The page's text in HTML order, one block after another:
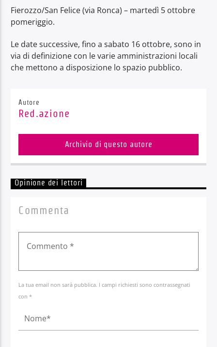
Fierozzo/San Felice (via Ronca) – martedì 5 ottobre
pomeriggio.
Le date successive, fino a sabato 16 ottobre, sono in
via di definizione con le varie amministrazioni locali
che mettono a disposizione lo spazio pubblico.
Autore
Red.azione
Archivio di questo autore
Opinione dei lettori
Commenta
La tua email non sarà pubblica. I campi richiesti sono contrassegnati
con *